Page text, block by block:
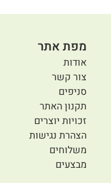
מפת אתר
אודות
צור קשר
סניפים
תקנון האתר
זכויות יוצרים
הצהרת נגישות
משלוחים
מבצעים